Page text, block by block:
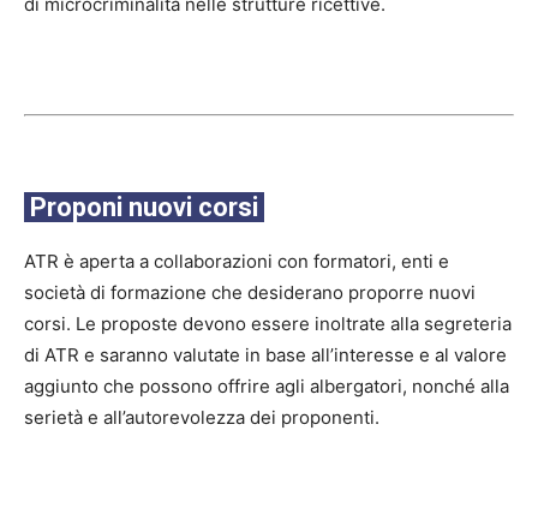
Proponi nuovi corsi
ATR è aperta a collaborazioni con formatori, enti e
società di formazione che desiderano proporre nuovi
corsi. Le proposte devono essere inoltrate alla segreteria
di ATR e saranno valutate in base all’interesse e al valore
aggiunto che possono offrire agli albergatori, nonché alla
serietà e all’autorevolezza dei proponenti.